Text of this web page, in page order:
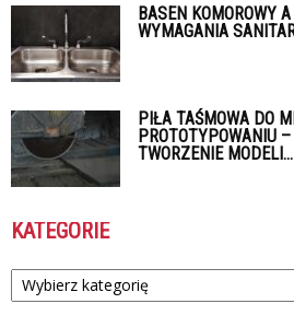
BASEN KOMOROWY
WYMAGANIA
PIŁA TAŚMOWA DO
PROTOTYPOWANIU
TWORZENIE MODELI...
KATEGORIE
Kategorie